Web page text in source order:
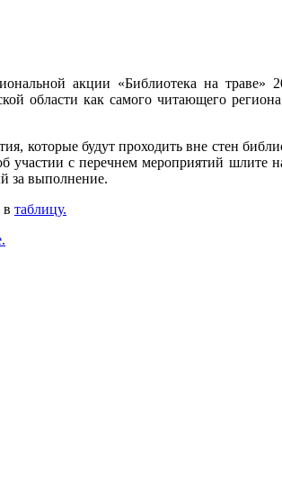
акции «Библиотека на
области как самого читающего
которые будут проходить вне стен
с перечнем мероприятий шлите
за выполнение.
в таблицу.